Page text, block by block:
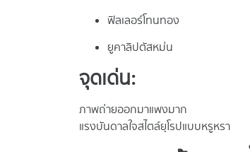
ฟิลเลอร์โทนทอง
ยูคาลิปตัสหม่น
จุดเด่น:
ภาพถ่ายออกมาแพงมาก
แรงบันดาลใจสไตล์ยุโรปแบบหรูหรา